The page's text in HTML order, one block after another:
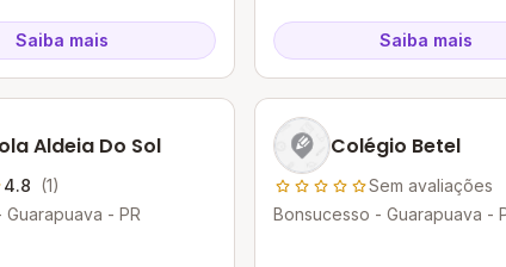
Saiba mais Saiba mais
Aldeia Do Sol
4.8 (1)
- PR
Colégio Betel
Sem avaliações
Bonsucesso - Guarapuava -